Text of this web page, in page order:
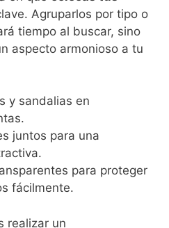
Agruparlos por tipo o
tiempo al buscar, sino
aspecto armonioso a tu
y sandalias en
juntos para una
para proteger
fácilmente.
realizar un